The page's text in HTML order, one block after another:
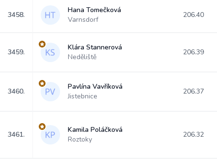
3458.
Hana Tomečková
Varnsdorf
206.40
3459.
Klára Stannerová
Neděliště
206.39
3460.
Pavlína Vavříková
Jistebnice
206.37
3461.
Kamila Poláčková
Roztoky
206.32